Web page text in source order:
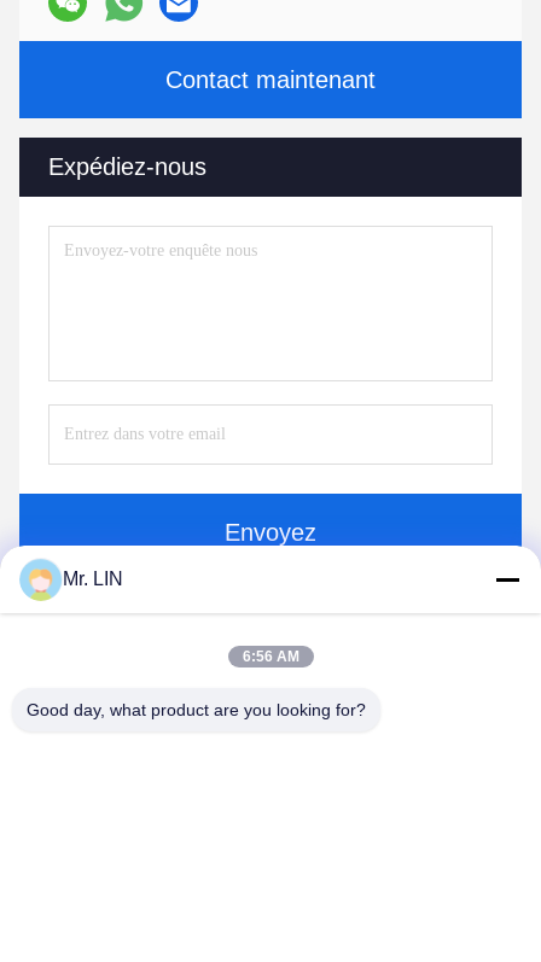
Contact maintenant
Expédiez-nous
Envoyez
Guangdong Jinhonghai New Material
Mr. LIN
6:56 AM
Good day, what product are you looking for?